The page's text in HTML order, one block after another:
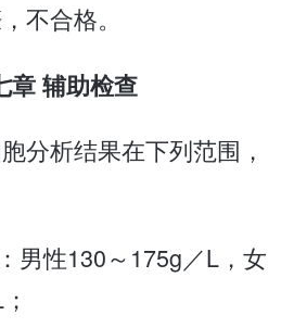
不合格。
章 辅助检查
分析结果在下列范围，
男性130～175g／L，女